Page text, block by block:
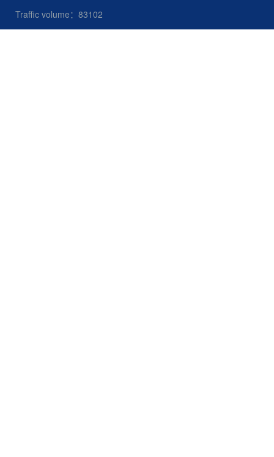
Traffic volume： 83102